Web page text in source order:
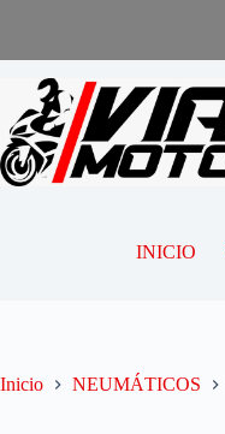
INICIO
Inicio NEUMÁTICOS